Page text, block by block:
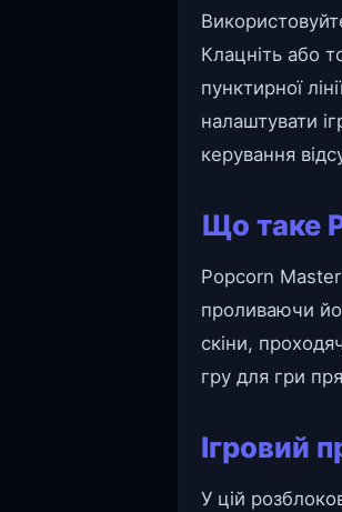
Клацніть або
пунктирної
налаштувати
керування
Що таке
Popcorn
проливаючи
скіни,
гру для гри
Ігровий
У цій